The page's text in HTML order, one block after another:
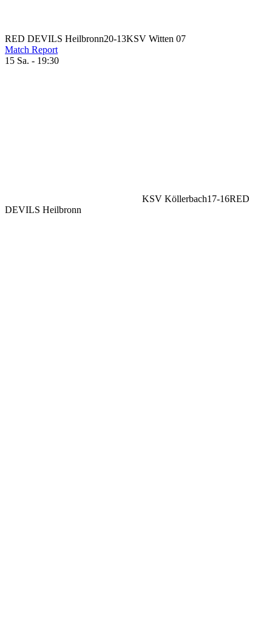
RED DEVILS Heilbronn20-13KSV Witten 07
Match Report
15 Sa. - 19:30
KSV Köllerbach17-16RED
DEVILS Heilbronn